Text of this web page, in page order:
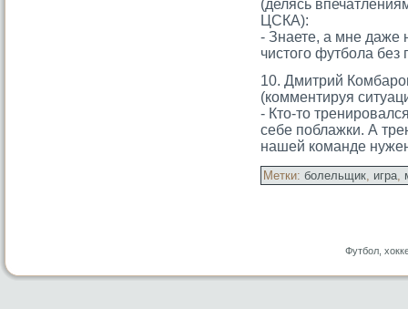
(делясь
ЦСКА):
- Знаете, а мне даже
чистого футбола без
10. Дмитрий
(комментируя
- Ктο-тο
себе поблажки. А
нашей команде нужен
Метки: болельщик, игра,
Футбол,